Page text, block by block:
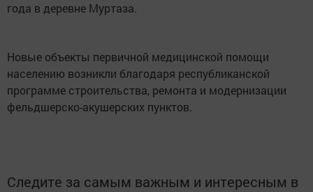
года в деревне Муртаза.
Новые объекты первичной медицинской помощи
населению возникли благодаря республиканской
программе строительства, ремонта и модернизации
фельдшерско-акушерских пунктов.
Следите за самым важным и интересным в